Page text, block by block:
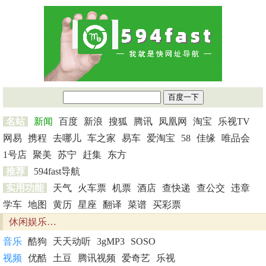
名站 新闻 百度 新浪 搜狐 腾讯 凤凰网 淘宝
乐视TV
网易
携程 去哪儿 车之家 易车 爱淘宝 58 佳缘
唯品会
1号店 聚美 苏宁 赶集
东方
推荐
594fast导航
实用功能
天气 火车票 机票 酒店 查快递 查公交
违章
学车 地图 黄历 星座 翻译 菜谱 买彩票
休闲娱乐…
音乐 酷狗 天天动听 3gMP3
SOSO
视频
优酷 土豆 腾讯视频 爱奇艺 乐视